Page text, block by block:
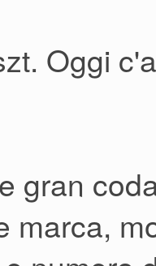
Oggi
gran
marca,